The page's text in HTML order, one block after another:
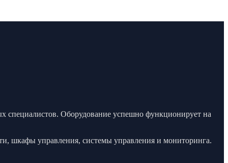
специалистов. Оборудование успешно функционирует на
шкафы управления, системы управления и мониторинга.